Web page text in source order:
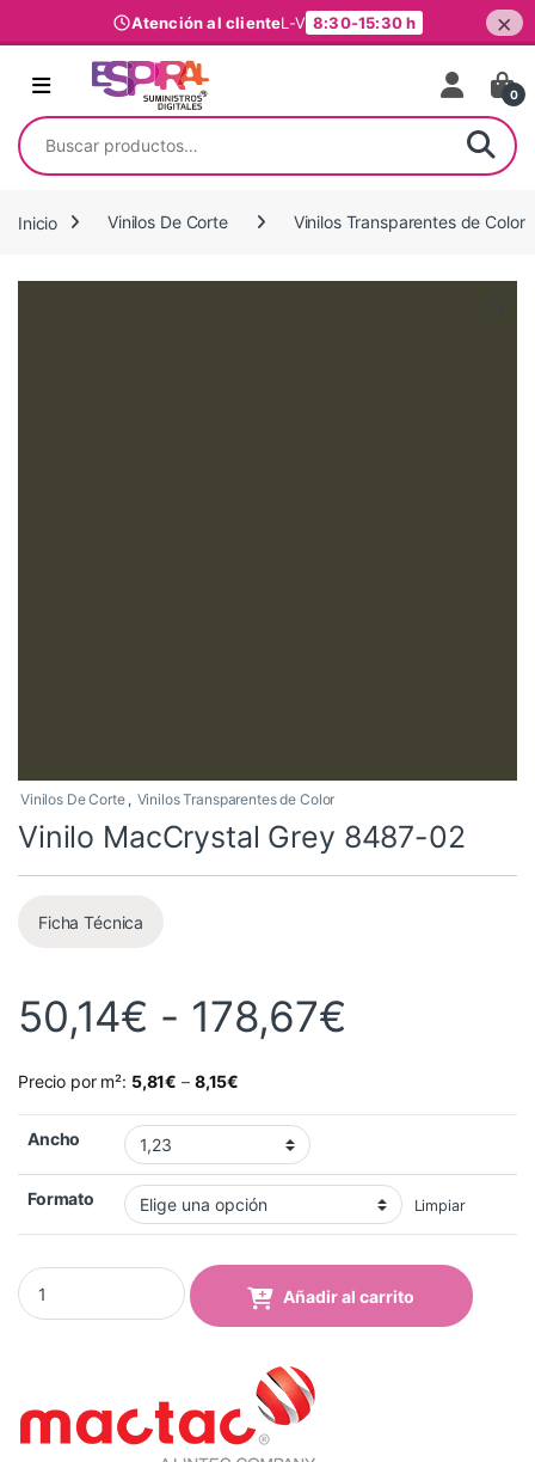
Atención al clienteL-V 8:30-15:30 h ×
Ir al contenido
0
Buscar por:
Inicio Vinilos De Corte Vinilos Transparentes de Color
🔍
Vinilos De Corte , Vinilos Transparentes de Color
Vinilo MacCrystal Grey 8487-02
Ficha Técnica
50,14€ - 178,67€
Precio por m²: 5,81€ – 8,15€
Ancho
Formato Limpiar
Vinilo MacCrystal Grey 8487-02 quantity
Añadir al carrito